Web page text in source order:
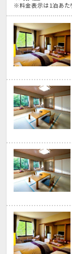
※料金表示は1泊あた